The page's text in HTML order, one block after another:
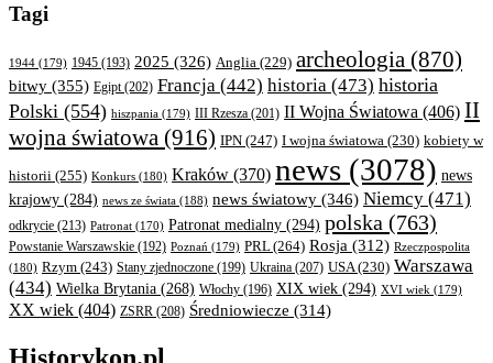
Tagi
1944 (179) 1945 (193) 2025 (326) Anglia (229) archeologia (870)
bitwy (355) Egipt(202) Francja (442) historia (473) historia
Polski (554) hiszpania (179) III Rzesza (201) II Wojna Światowa (406) II
wojna światowa (916) IPN (247) I wojna światowa (230) kobiety w
historii (255) Konkurs (180) Kraków (370) news (3078) news
krajowy (284) news ze świata (188) news światowy (346) Niemcy (471)
odkrycie (213) Patronat (170) Patronat medialny (294) polska (763)
Powstanie Warszawskie (192) Poznań (179) PRL(264) Rosja (312) Rzeczpospolita
(180) Rzym (243) Stany zjednoczone (199) Ukraina (207) USA(230) Warszawa
(434) Wielka Brytania (268) Włochy (196) XIX wiek (294) XVI wiek (179)
XX wiek (404) ZSRR (208) Średniowiecze (314)